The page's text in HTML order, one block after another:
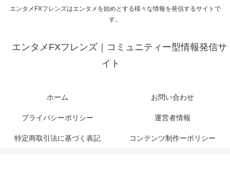
エンタメFXフレンズはエンタメを始めとする様々な情報を発信するサイトで
す。
エンタメFXフレンズ｜コミュニティー型情報発信サ
イト
ホーム お問い合わせ
プライバシーポリシー 運営者情報
特定商取引法に基づく表記 コンテンツ制作ーポリシー